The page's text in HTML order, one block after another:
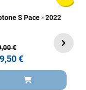
S Pace - 2022
€
€